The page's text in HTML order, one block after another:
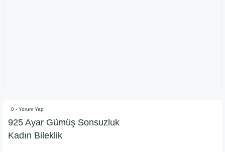
0 - Yorum Yap
925 Ayar Gümüş Sonsuzluk
Kadın Bileklik